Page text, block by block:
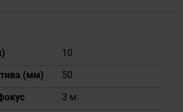
10
(мм)
50
3 м